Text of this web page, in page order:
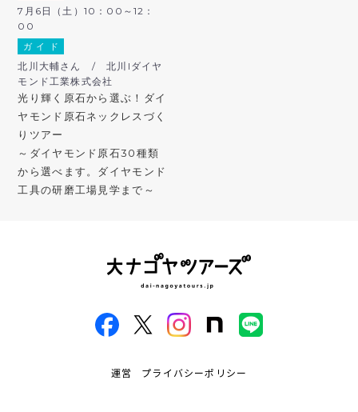
7月6日（土）10：00～12：
00
ガ イ ド
北川大輔さん / 北川lダイヤ
モンド工業株式会社
光り輝く原石から選ぶ！ダイ
ヤモンド原石ネックレスづく
りツアー
～ダイヤモンド原石30種類
から選べます。ダイヤモンド
工具の研磨工場見学まで～
運営 プライバシーポリシー